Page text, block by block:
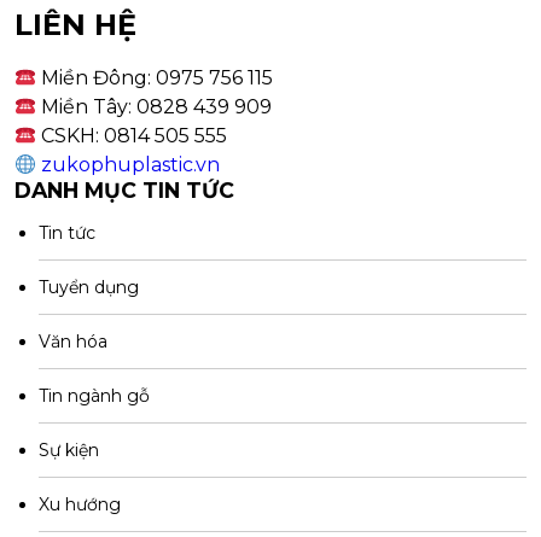
LIÊN HỆ
Miền Đông: 0975 756 115
Miền Tây: 0828 439 909
CSKH: 0814 505 555
zukophuplastic.vn
DANH MỤC TIN TỨC
Tin tức
Tuyển dụng
Văn hóa
Tin ngành gỗ
Sự kiện
Xu hướng